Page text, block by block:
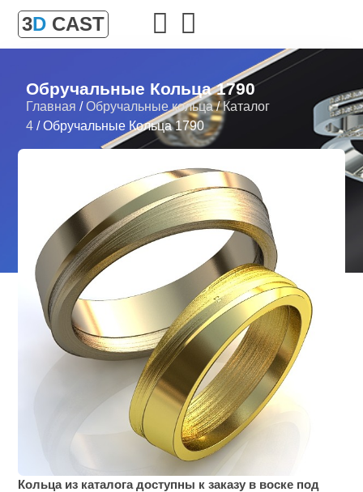
3D CAST
Обручальные Кольца 1790
Главная /Обручальные кольца/Каталог
4 / Обручальные Кольца 1790
Кольца из каталога доступны к заказу в воске под